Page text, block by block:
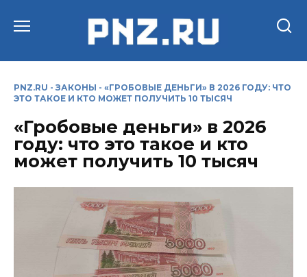
PNZ.RU - ЗАКОНЫ - «ГРОБОВЫЕ ДЕНЬГИ» В 2026 ГОДУ: ЧТО
ЭТО ТАКОЕ И КТО МОЖЕТ ПОЛУЧИТЬ 10 ТЫСЯЧ
«Гробовые деньги» в 2026
году: что это такое и кто
может получить 10 тысяч